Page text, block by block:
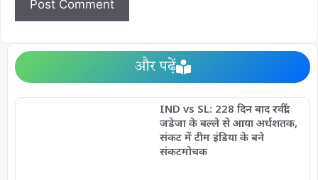
और पढ़ें
IND vs SL: 228 दिन बाद रवींद्र
जडेजा के बल्ले से आया अर्धशतक,
संकट में टीम इंडिया के बने
संकटमोचक